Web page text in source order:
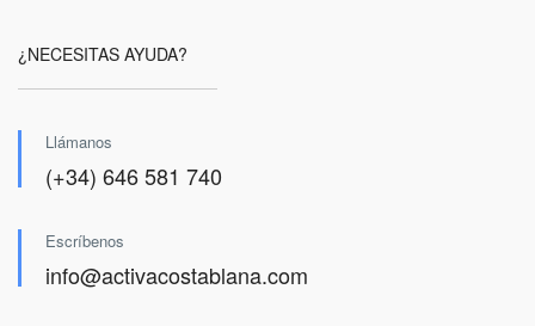
¿NECESITAS AYUDA?
Llámanos
(+34) 646 581 740
Escríbenos
info@activacostablana.com